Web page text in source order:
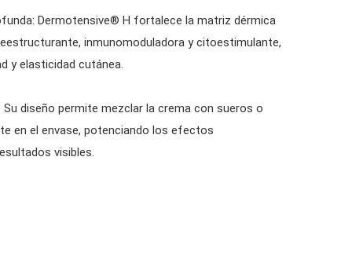
Dermotensive® H fortalece la matriz dérmica
inmunomoduladora y citoestimulante,
y elasticidad cutánea.
Su diseño permite mezclar la crema con sueros o
en el envase, potenciando los efectos
visibles.